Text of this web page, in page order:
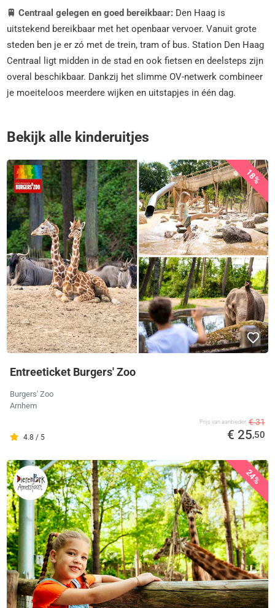
🚆 Centraal gelegen en goed bereikbaar: Den Haag is
uitstekend bereikbaar met het openbaar vervoer. Vanuit grote
steden ben je er zó met de trein, tram of bus. Station Den Haag
Centraal ligt midden in de stad en ook fietsen en deelsteps zijn
overal beschikbaar. Dankzij het slimme OV-netwerk combineer
je moeiteloos meerdere wijken en uitstapjes in één dag.
Bekijk alle kinderuitjes
18%
Entreeticket Burgers' Zoo
Burgers' Zoo
Arnhem
4.8 / 5
Prijs van aanbieder € 31
€ 25,50
24%